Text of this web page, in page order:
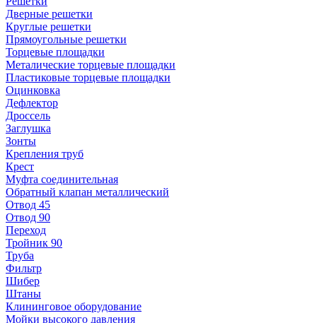
Дверные решетки
Круглые решетки
Прямоугольные решетки
Торцевые площадки
Металические торцевые площадки
Пластиковые торцевые площадки
Оцинковка
Дефлектор
Дроссель
Заглушка
Зонты
Крепления труб
Крест
Муфта соединительная
Обратный клапан металлический
Отвод 45
Отвод 90
Переход
Тройник 90
Труба
Фильтр
Шибер
Штаны
Клининговое оборудование
Мойки высокого давления